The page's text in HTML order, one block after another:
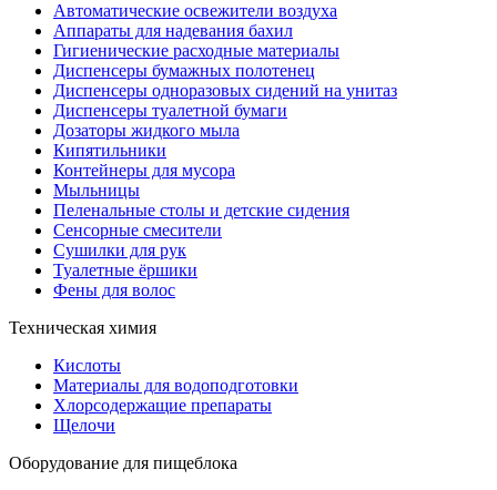
Автоматические освежители воздуха
Аппараты для надевания бахил
Гигиенические расходные материалы
Диспенсеры бумажных полотенец
Диспенсеры одноразовых сидений на унитаз
Диспенсеры туалетной бумаги
Дозаторы жидкого мыла
Кипятильники
Контейнеры для мусора
Мыльницы
Пеленальные столы и детские сидения
Сенсорные смесители
Сушилки для рук
Туалетные ёршики
Фены для волос
Техническая химия
Кислоты
Материалы для водоподготовки
Хлорсодержащие препараты
Щелочи
Оборудование для пищеблока